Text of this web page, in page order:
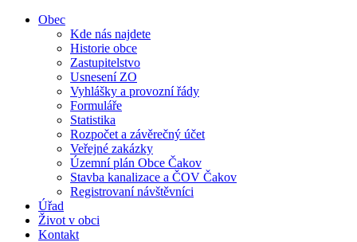
Obec
Kde nás najdete
Historie obce
Zastupitelstvo
Usnesení ZO
Vyhlášky a provozní řády
Formuláře
Statistika
Rozpočet a závěrečný účet
Veřejné zakázky
Územní plán Obce Čakov
Stavba kanalizace a ČOV Čakov
Registrovaní návštěvníci
Úřad
Život v obci
Kontakt